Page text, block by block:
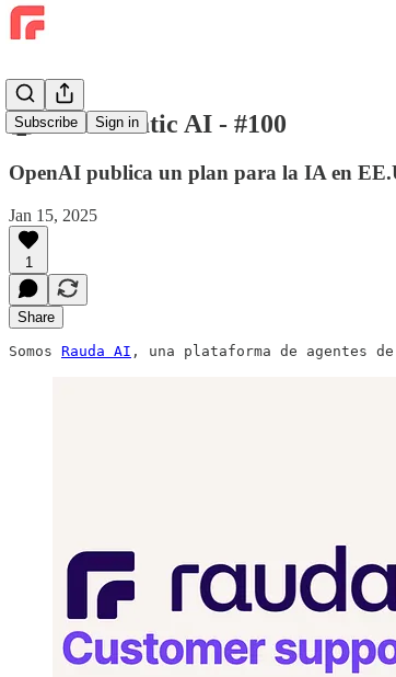
Subscribe Sign in
🤖 Raudamatic AI - #100
OpenAI publica un plan para la IA en
Jan 15, 2025
1
Share
Somos Rauda AI , una plataforma de agentes